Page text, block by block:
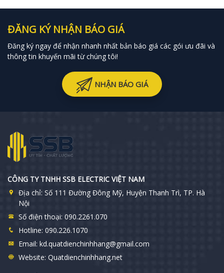
ĐĂNG KÝ NHẬN BÁO GIÁ
Đăng ký ngay để nhận nhanh nhất bản báo giá các gói ưu đãi và
thông tin khuyến mãi từ chúng tôi!
NHẬN BÁO GIÁ
CÔNG TY TNHH SSB ELECTRIC VIỆT NAM
Địa chỉ: Số 111 Đường Đông Mỹ, Huyện Thanh Trì, TP. Hà
Nội
Số điện thoại: 090.2261.070
Hotline: 090.226.1070
Email: kd.quatdienchinhhang@gmail.com
Website: Quatdienchinhhang.net